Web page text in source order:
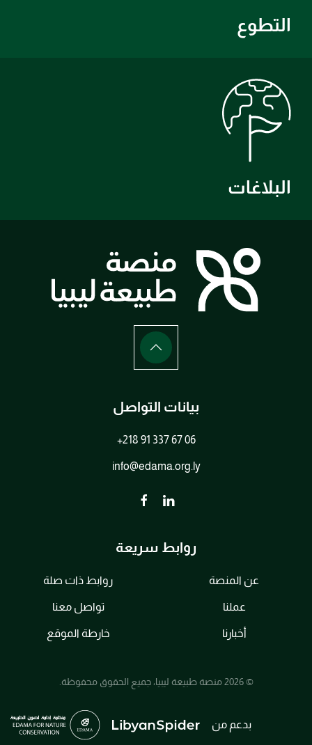
التطوع
البلاغات
بيانات التواصل
+218 91 337 67 06
info@edama.org.ly
روابط سريعة
عن المنصة
عملنا
أخبارنا
روابط ذات صلة
تواصل معنا
خارطة الموقع
© 2026 منصة طبيعة ليبيا، جميع الحقوق محفوظة.
بدعم من